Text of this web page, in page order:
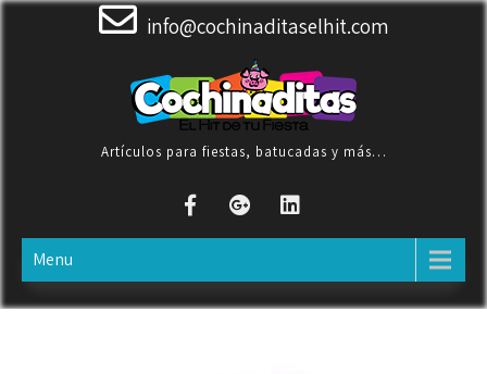
Skip
info@cochinaditaselhit.com
Artículos para fiestas, batucadas y más…
Menu